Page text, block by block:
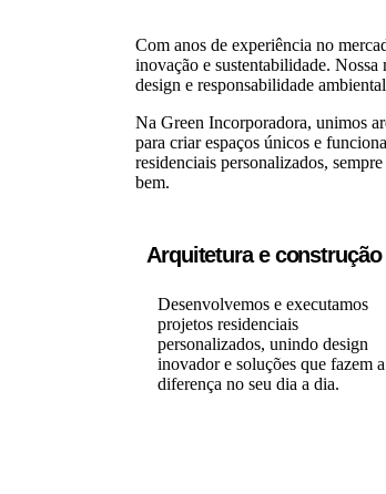
Com anos de experiência no
inovação e sustentabilidade.
design e responsabilidade
Na Green Incorporadora, unimos
para criar espaços únicos e
residenciais personalizados,
bem.
Arquitetura e construção
Desenvolvemos e executamos
projetos residenciais
personalizados, unindo design
inovador e soluções que fazem a
diferença no seu dia a dia.